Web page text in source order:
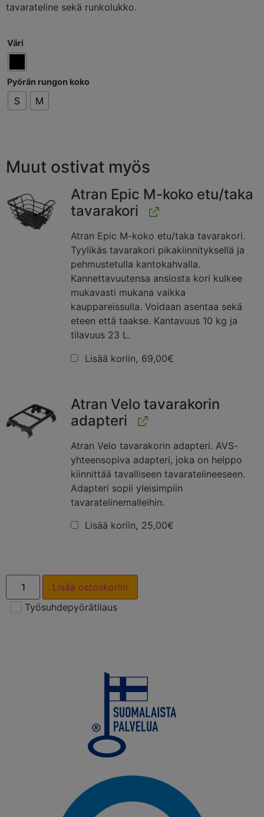
tavarateline sekä runkolukko.
Väri
Pyörän rungon koko
S M
Muut ostivat myös
Atran Epic M-koko etu/taka
tavarakori
Atran Epic M-koko etu/taka tavarakori.
Tyylikäs tavarakori pikakiinnityksellä ja
pehmustetulla kantokahvalla.
Kannettavuutensa ansiosta kori kulkee
mukavasti mukana vaikka
kauppareissulla. Voidaan asentaa sekä
eteen että taakse. Kantavuus 10 kg ja
tilavuus 23 L.
Lisää koriin, 69,00€
Atran Velo tavarakorin
adapteri
Atran Velo tavarakorin adapteri. AVS-
yhteensopiva adapteri, joka on helppo
kiinnittää tavalliseen tavaratelineeseen.
Adapteri sopii yleisimpiin
tavaratelinemalleihin.
Lisää koriin, 25,00€
Lisää ostoskoriin
Työsuhdepyörätilaus